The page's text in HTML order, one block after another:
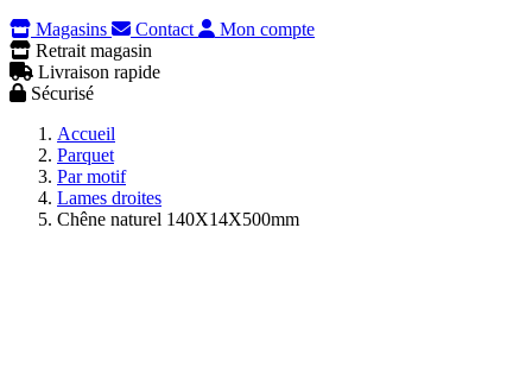
Magasins
Contact
Mon compte
Retrait magasin
Livraison rapide
Sécurisé
Accueil
Parquet
Par motif
Lames droites
Chêne naturel 140X14X500mm